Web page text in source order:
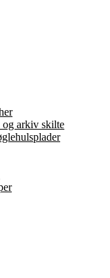
og arkiv skilte